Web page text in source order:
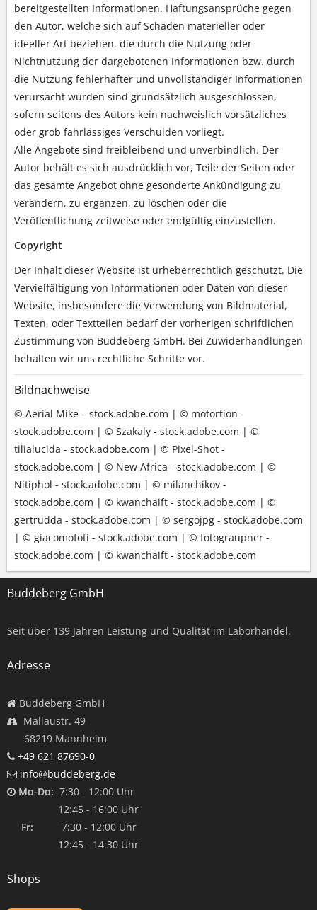
bereitgestellten Informationen. Haftungsansprüche gegen
den Autor, welche sich auf Schäden materieller oder
ideeller Art beziehen, die durch die Nutzung oder
Nichtnutzung der dargebotenen Informationen bzw. durch
die Nutzung fehlerhafter und unvollständiger Informationen
verursacht wurden sind grundsätzlich ausgeschlossen,
sofern seitens des Autors kein nachweislich vorsätzliches
oder grob fahrlässiges Verschulden vorliegt.
Alle Angebote sind freibleibend und unverbindlich. Der
Autor behält es sich ausdrücklich vor, Teile der Seiten oder
das gesamte Angebot ohne gesonderte Ankündigung zu
verändern, zu ergänzen, zu löschen oder die
Veröffentlichung zeitweise oder endgültig einzustellen.
Copyright
Der Inhalt dieser Website ist urheberrechtlich geschützt. Die
Vervielfältigung von Informationen oder Daten von dieser
Website, insbesondere die Verwendung von Bildmaterial,
Texten, oder Textteilen bedarf der vorherigen schriftlichen
Zustimmung von Buddeberg GmbH. Bei Zuwiderhandlungen
behalten wir uns rechtliche Schritte vor.
Bildnachweise
© Aerial Mike – stock.adobe.com | © motortion -
stock.adobe.com | © Szakaly - stock.adobe.com | ©
tilialucida - stock.adobe.com | © Pixel-Shot -
stock.adobe.com | © New Africa - stock.adobe.com | ©
Nitiphol - stock.adobe.com | © milanchikov -
stock.adobe.com | © kwanchaift - stock.adobe.com | ©
gertrudda - stock.adobe.com | © sergojpg - stock.adobe.com
| © giacomofoti - stock.adobe.com | © fotograupner -
stock.adobe.com | © kwanchaift - stock.adobe.com
Buddeberg GmbH
Seit über 139 Jahren Leistung und Qualität im Laborhandel.
Adresse
Buddeberg GmbH
Mallaustr. 49
68219 Mannheim
+49 621 87690-0
info@buddeberg.de
Mo-Do: 7:30 - 12:00 Uhr
12:45 - 16:00 Uhr
Fr: 7:30 - 12:00 Uhr
12:45 - 14:30 Uhr
Shops